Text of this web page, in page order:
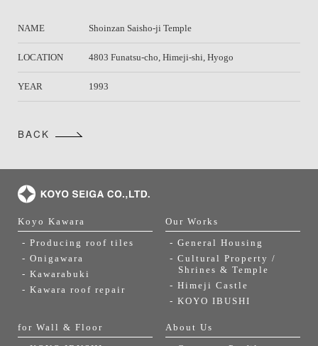
NAME Shoinzan Saisho-ji Temple
LOCATION 4803 Funatsu-cho, Himeji-shi, Hyogo
YEAR 1993
BACK
Koyo Kawara
- Producing roof tiles
- Onigawara
- Kawarabuki
- Kawara roof repair
for Wall & Floor
Our Works
- General Housing
- Cultural Property /
Shrines & Temple
- Himeji Castle
- KOYO IBUSHI
About Us